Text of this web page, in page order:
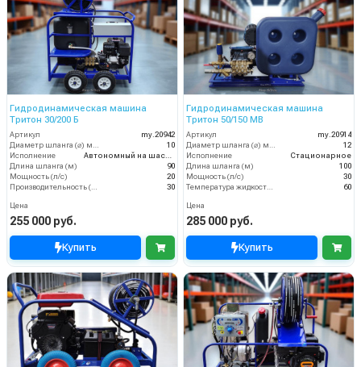
Гидродинамическая машина
Тритон 30/200 Б
Артикул
my.20942
10
Исполнение
Длина шланга (м)
90
Мощность (л/с)
20
30
Цена
255 000 руб.
Купить
Гидродинамическая машина
Тритон 50/150 МВ
Артикул
my.20914
12
Исполнение
Стационарное
Длина шланга (м)
100
Мощность (л/с)
30
60
Цена
285 000 руб.
Купить